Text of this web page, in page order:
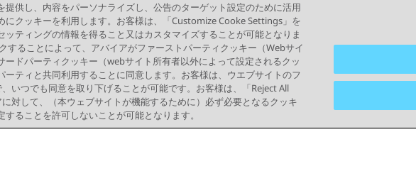
供し、内容をパーソナライズし、公告のターゲット設定のために活用
にクッキーを利用します。お客様は、「Customize Cooke Settings」を
ティングの情報を得ること又はカスタマイズすることが可能となりま
することによって、アバイアがファーストパーティクッキー（Webサイ
ードパーティクッキー（webサイト所有者以外によって設定されるクッ
ティと共同利用することに同意します。お客様は、ウエブサイトのフ
いつでも同意を取り下げることが可能です。お客様は、「Reject All
対して、（本ウェブサイトが機能するために）必ず必要となるクッキ
ることを許可しないことが可能となります。